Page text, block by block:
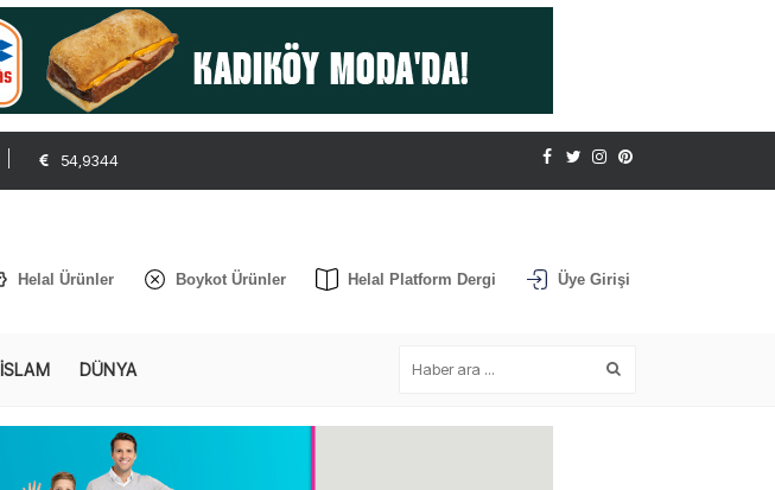
54,9344
Helal Ürünler Boykot Ürünler Helal Platform Dergi Üye Girişi
İSLAM DÜNYA